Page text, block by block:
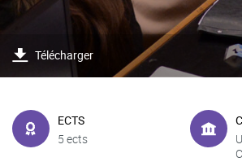
Télécharger
ECTS
5 ects